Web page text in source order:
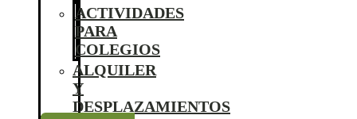
ACTIVIDADES
PARA
COLEGIOS
ALQUILER
Y
DESPLAZAMIENTOS